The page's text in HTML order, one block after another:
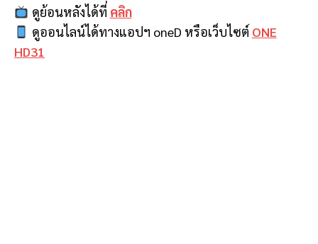
ดูย้อนหลังได้ที่ คลิก
ดูออนไลน์ได้ทางแอปฯ oneD หรือเว็บไซต์ ONE
HD31